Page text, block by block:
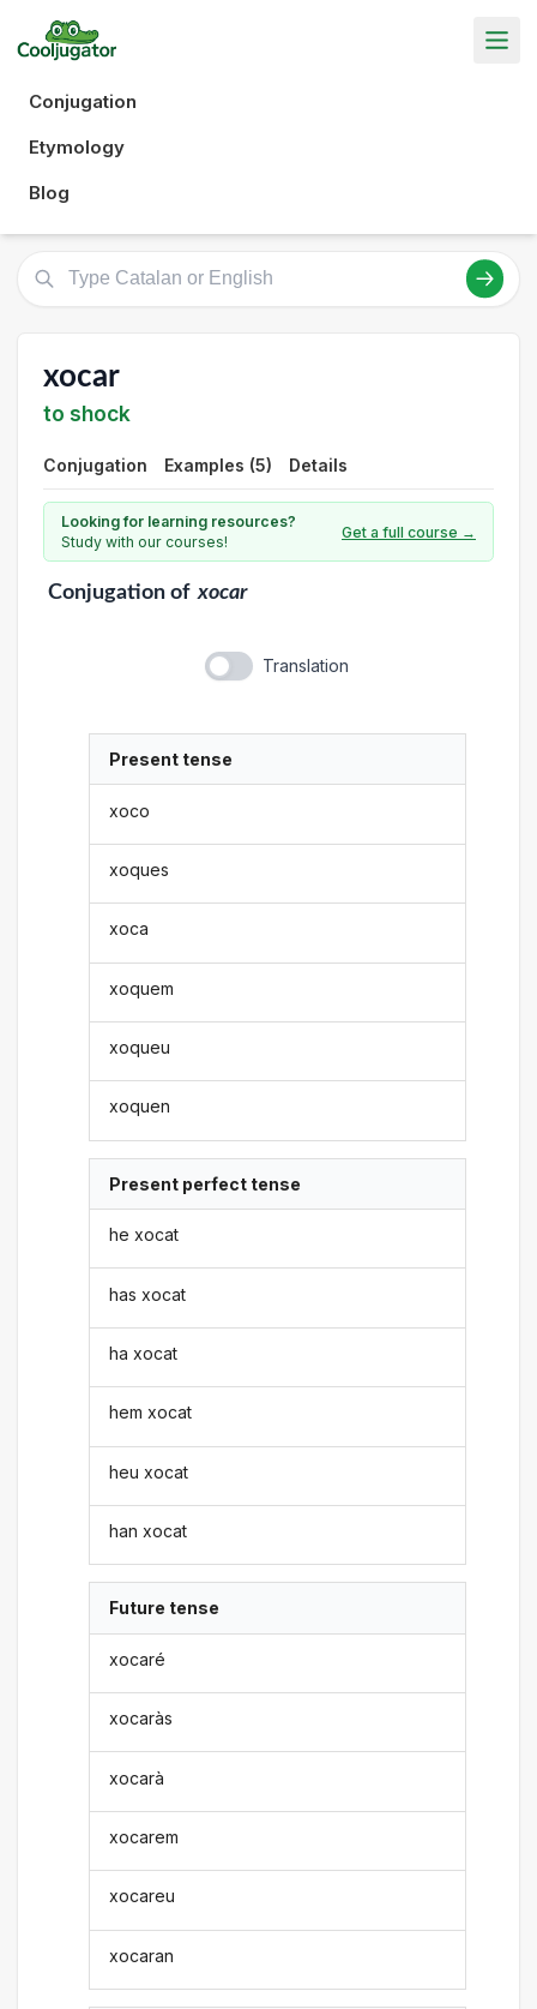
Conjugation
Etymology
Blog
xocar
to shock
Conjugation Examples (5) Details
Looking for learning resources?
Study with our courses!
Get a full course →
Conjugationof xocar
Translation
Present tense
xoco
xoques
xoca
xoquem
xoqueu
xoquen
Present perfect tense
he xocat
has xocat
ha xocat
hem xocat
heu xocat
han xocat
Future tense
xocaré
xocaràs
xocarà
xocarem
xocareu
xocaran